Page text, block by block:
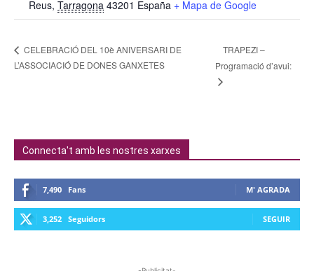
Reus, Tarragona 43201 España + Mapa de Google
CELEBRACIÓ DEL 10è ANIVERSARI DE
L’ASSOCIACIÓ DE DONES GANXETES
TRAPEZI –
Programació d’avui:
Connecta't amb les nostres xarxes
7,490 Fans M' AGRADA
3,252 Seguidors SEGUIR